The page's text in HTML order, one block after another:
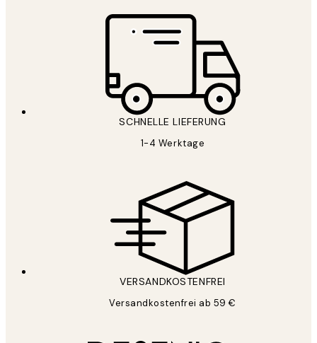
SCHNELLE LIEFERUNG
1-4 Werktage
VERSANDKOSTENFREI
Versandkostenfrei ab 59 €